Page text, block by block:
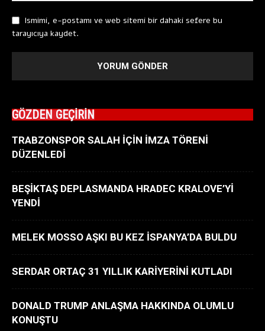
Ismimi, e-postamı ve web sitemi bir dahaki sefere bu
tarayıcıya kaydet.
GÖZDEN GEÇİRİN
TRABZONSPOR SALAH İÇİN İMZA TÖRENİ
DÜZENLEDİ
BEŞİKTAŞ DEPLASMANDA HRADEC KRALOVE’Yİ
YENDİ
MELEK MOSSO AŞKI BU KEZ İSPANYA’DA BULDU
SERDAR ORTAÇ 31 YILLIK KARİYERİNİ KUTLADI
DONALD TRUMP ANLAŞMA HAKKINDA OLUMLU
KONUŞTU